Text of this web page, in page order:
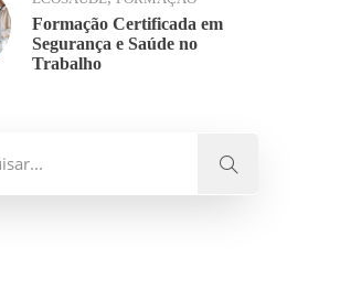
Formação Certificada em
Segurança e Saúde no
Trabalho